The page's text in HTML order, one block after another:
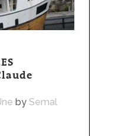
by Semal